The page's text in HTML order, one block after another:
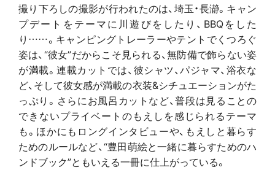
撮り下ろしの撮影が行われたのは、埼玉・長瀞。キャン
プデートをテーマに川遊びをしたり、BBQをした
り……。キャンピングトレーラーやテントでくつろぐ
姿は、“彼女”だからこそ見られる、無防備で飾らない姿
が満載。連載カットでは、彼シャツ、パジャマ、浴衣な
ど、そして彼女感が満載の衣装&シチュエーションがた
っぷり。さらにお風呂カットなど、普段は見ることの
できないプライベートのもえしを感じられるテーマ
も。ほかにもロングインタビューや、もえしと暮らす
ためのルールなど、“豊田萌絵と一緒に暮らすためのハ
ンドブック”ともいえる一冊に仕上がっている。